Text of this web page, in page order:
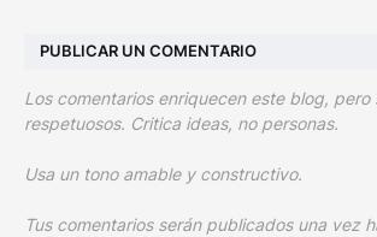
PUBLICAR UN COMENTARIO
Los comentarios enriquecen este blog, pero
respetuosos. Critica ideas, no personas.
Usa un tono amable y constructivo.
Tus comentarios serán publicados una vez